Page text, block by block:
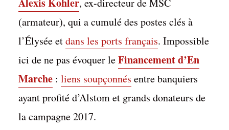
Alexis Kohler, ex-directeur de MSC
(armateur), qui a cumulé des postes clés à
l’Élysée etdans les ports français. Impossible
ici de ne pas évoquer leFinancement d’En
Marche: liens soupçonnés entre banquiers
ayant profité d’Alstom et grands donateurs de
la campagne 2017.